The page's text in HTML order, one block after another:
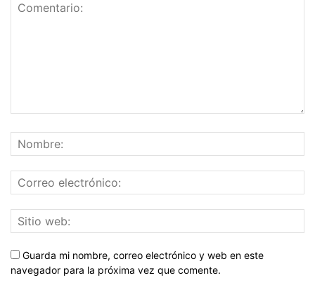
Guarda mi nombre, correo electrónico y web en este
navegador para la próxima vez que comente.